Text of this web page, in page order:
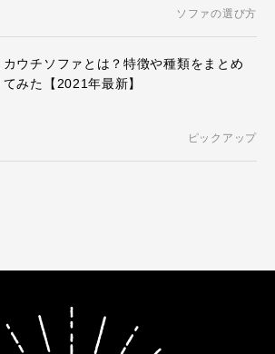
ソファの選び方
カウチソファとは？特徴や種類をまとめ
てみた【2021年最新】
ピックアップ